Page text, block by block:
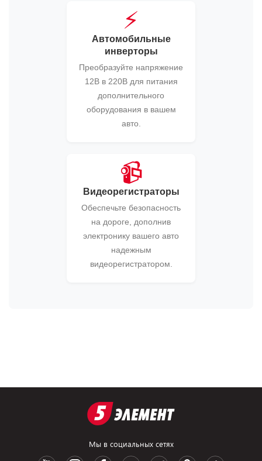
⚡
Автомобильные
инверторы
Преобразуйте напряжение
12В в 220В для питания
дополнительного
оборудования в вашем
авто.
📹
Видеорегистраторы
Обеспечьте безопасность
на дороге, дополнив
электронику вашего авто
надежным
видеорегистратором.
Мы в социальных сетях